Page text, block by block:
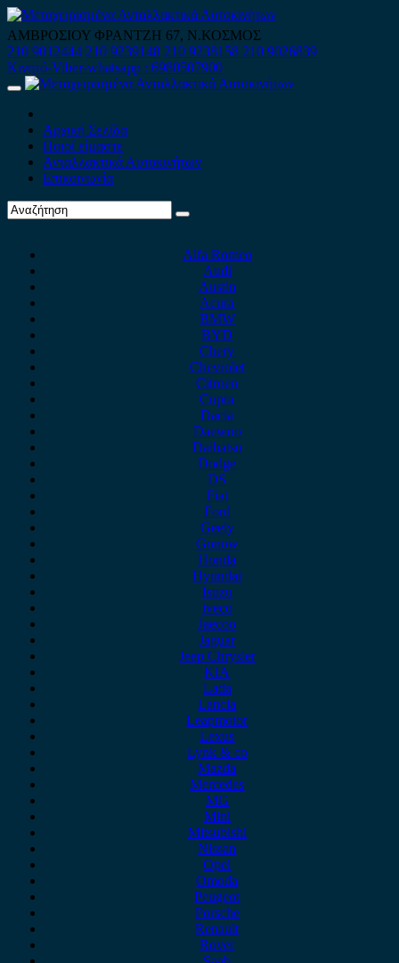
Skip
to
content
ΑΜΒΡΟΣΙΟΥ ΦΡΑΝΤΖΗ 67, Ν.ΚΟΣΜΟΣ
210 9012444 210 9239148 210 9238158 210 9026839
Κινητό-Viber-whatsapp : 6980507900
Primary
Αρχική Σελίδα
Ποιοί είμαστε
Ανταλλακτικά Αυτοκινήτων
Επικοινωνία
Alfa Romeo
Audi
Austin
Acura
BMW
BYD
Chery
Chevrolet
Citroen
Cupra
Dacia
Daewoo
Daihatsu
Dodge
DS
Fiat
Ford
Geely
Gonow
Honda
Hyundai
Isuzu
iveco
Jaecoo
Jaguar
Jeep Chrysler
KIA
Lada
Lancia
Leapmotor
Lexus
Lynk & co
Mazda
Mercedes
MG
Mini
Mitsubishi
Nissan
Opel
Omoda
Peugeot
Porsche
Renault
Rover